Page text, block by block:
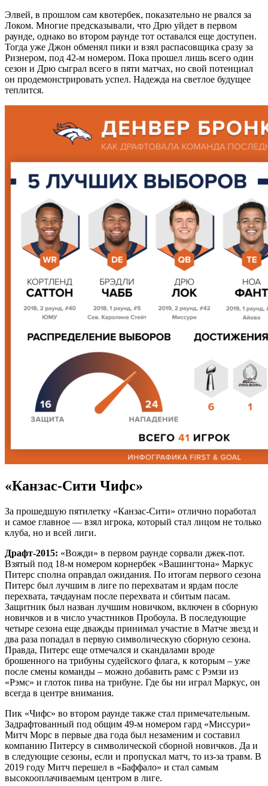
Элвей, в прошлом сам квотербек, показательно не рвался за
Локом. Многие предсказывали, что Дрю уйдет в первом
раунде, однако во втором раунде тот оставался еще доступен.
Тогда уже Джон обменял пики и взял распасовщика сразу за
Ризнером, под 42-м номером. Пока прошел лишь всего один
сезон и Дрю сыграл всего в пяти матчах, но свой потенциал
он продемонстрировать успел. Надежда на светлое будущее
теплится.
«Канзас-Сити Чифс»
За прошедшую пятилетку «Канзас-Сити» отлично поработал
и самое главное — взял игрока, который стал лицом не только
клуба, но и всей лиги.
Драфт-2015: «Вожди» в первом раунде сорвали джек-пот.
Взятый под 18-м номером корнербек «Вашингтона» Маркус
Питерс сполна оправдал ожидания. По итогам первого сезона
Питерс был лучшим в лиге по перехватам и ярдам после
перехвата, тачдаунам после перехвата и сбитым пасам.
Защитник был назван лучшим новичком, включен в сборную
новичков и в число участников Пробоула. В последующие
четыре сезона еще дважды принимал участие в Матче звезд и
два раза попадал в первую символическую сборную сезона.
Правда, Питерс еще отмечался и скандалами вроде
брошенного на трибуны судейского флага, к которым – уже
после смены команды – можно добавить рамс с Рэмзи из
«Рэмс» и глоток пива на трибуне. Где бы ни играл Маркус, он
всегда в центре внимания.
Пик «Чифс» во втором раунде также стал примечательным.
Задрафтованный под общим 49-м номером гард «Миссури»
Митч Морс в первые два года был незаменим и составил
компанию Питерсу в символической сборной новичков. Да и
в следующие сезоны, если и пропускал матч, то из-за травм. В
2019 году Митч перешел в «Баффало» и стал самым
высокооплачиваемым центром в лиге.